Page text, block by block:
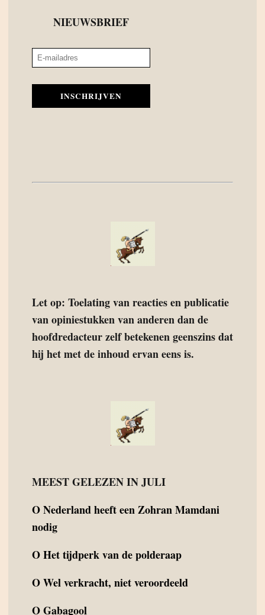
NIEUWSBRIEF
INSCHRIJVEN
Let op: Toelating van reacties en publicatie
van opiniestukken van anderen dan de
hoofdredacteur zelf betekenen geenszins dat
hij het met de inhoud ervan eens is.
MEEST GELEZEN IN JULI
ONederland heeft een Zohran Mamdani
nodig
OHet tijdperk van de polderaap
OWel verkracht, niet veroordeeld
OGabagool